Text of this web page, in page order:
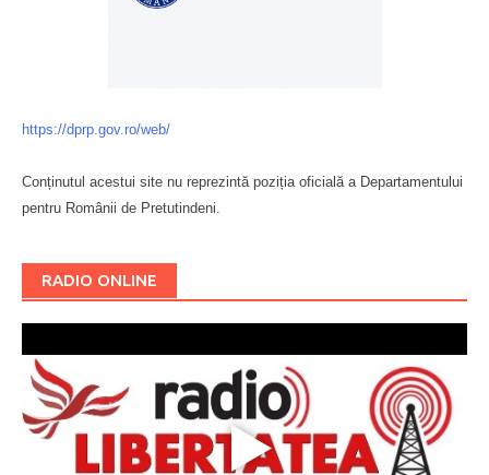
https://dprp.gov.ro/web/
Conținutul acestui site nu reprezintă poziția oficială a Departamentului
pentru Românii de Pretutindeni.
RADIO ONLINE